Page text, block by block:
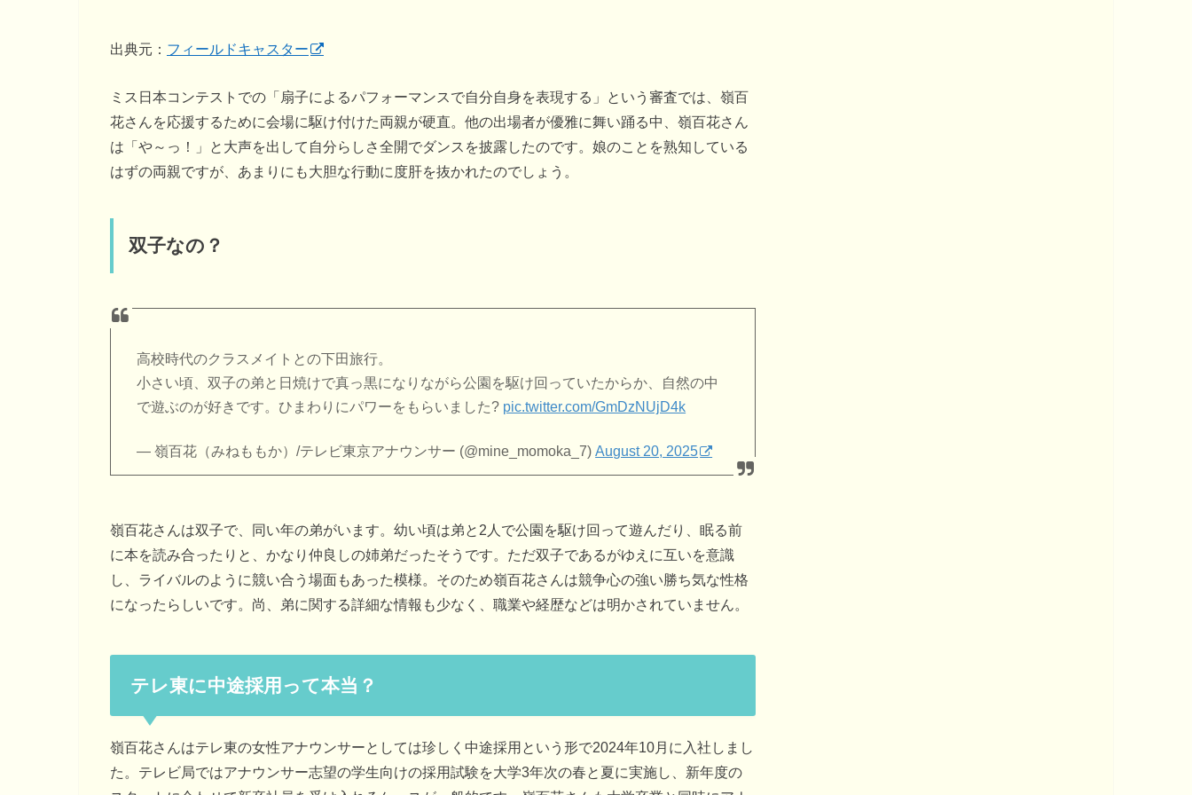
出典元： フィールドキャスター
ミス日本コンテストでの「扇子によるパフォーマンスで自分自身を表現する」という審査では、嶺百
花さんを応援するために会場に駆け付けた両親が硬直。他の出場者が優雅に舞い踊る中、嶺百花さん
は「や～っ！」と大声を出して自分らしさ全開でダンスを披露したのです。娘のことを熟知している
はずの両親ですが、あまりにも大胆な行動に度肝を抜かれたのでしょう。
双子なの？
高校時代のクラスメイトとの下田旅行。
小さい頃、双子の弟と日焼けで真っ黒になりながら公園を駆け回っていたからか、自然の中
で遊ぶのが好きです。ひまわりにパワーをもらいました? pic.twitter.com/GmDzNUjD4k
— 嶺百花（みねももか）/テレビ東京アナウンサー (@mine_momoka_7)August 20, 2025
嶺百花さんは双子で、同い年の弟がいます。幼い頃は弟と2人で公園を駆け回って遊んだり、眠る前
に本を読み合ったりと、かなり仲良しの姉弟だったそうです。ただ双子であるがゆえに互いを意識
し、ライバルのように競い合う場面もあった模様。そのため嶺百花さんは競争心の強い勝ち気な性格
になったらしいです。尚、弟に関する詳細な情報も少なく、職業や経歴などは明かされていません。
テレ東に中途採用って本当？
嶺百花さんはテレ東の女性アナウンサーとしては珍しく中途採用という形で2024年10月に入社しまし
た。テレビ局ではアナウンサー志望の学生向けの採用試験を大学3年次の春と夏に実施し、新年度の